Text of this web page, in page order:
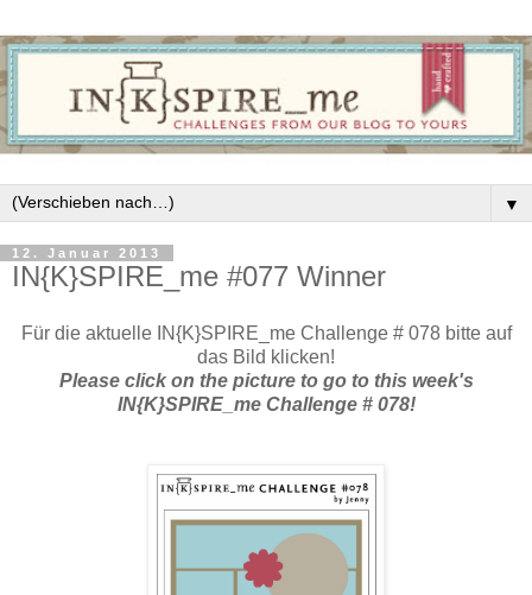
▼
12. Januar 2013
IN{K}SPIRE_me #077 Winner
Für die aktuelle IN{K}SPIRE_me Challenge # 078 bitte auf
das Bild klicken!
Please click on the picture to go to this week's
IN{K}SPIRE_me Challenge # 078!